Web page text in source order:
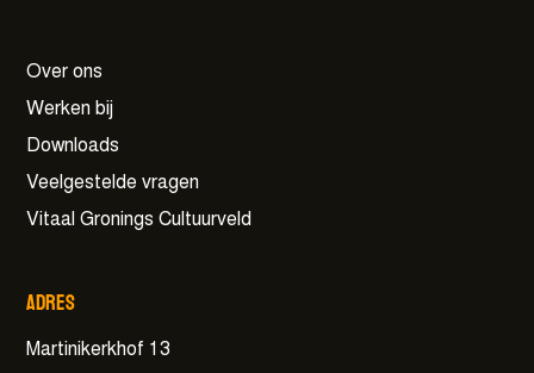
Over ons
Werken bij
Downloads
Veelgestelde vragen
Vitaal Gronings Cultuurveld
Adres
Martinikerkhof 13